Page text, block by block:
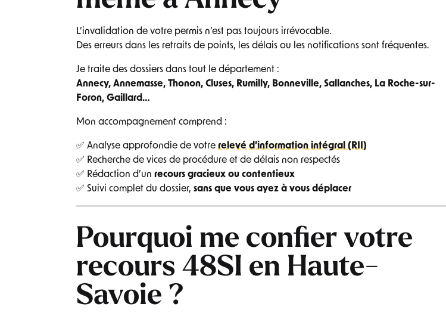
L’invalidation de votre permis n’est pas toujours irrévocable.
Des erreurs dans les retraits de points, les délais ou les notifications sont fréquentes.
Je traite des dossiers dans tout le département :
Annecy, Annemasse, Thonon, Cluses, Rumilly, Bonneville, Sallanches, La Roche-sur-
Foron, Gaillard…
Mon accompagnement comprend :
✅ Analyse approfondie de votre relevé d’information intégral (RII)
✅ Recherche de vices de procédure et de délais non respectés
✅ Rédaction d’un recours gracieux ou contentieux
✅ Suivi complet du dossier, sans que vous ayez à vous déplacer
Pourquoi me confier votre
recours 48SI en Haute-
Savoie ?